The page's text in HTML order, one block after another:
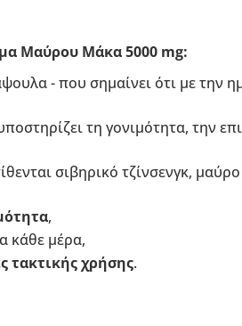
Μαύρου Μάκα 5000 mg:
- που σημαίνει ότι με την
τη γονιμότητα, την
σιβηρικό τζίνσενγκ, μαύρο
,
κάθε μέρα,
τακτικής χρήσης.